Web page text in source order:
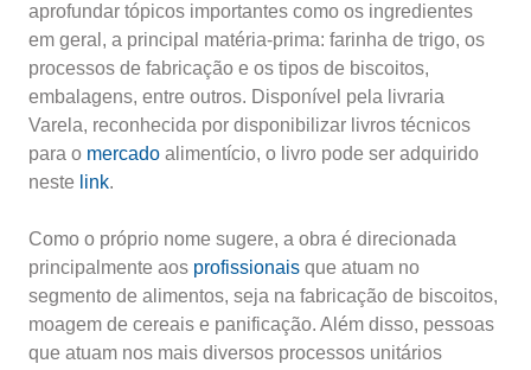
aprofundar tópicos importantes como os ingredientes
em geral, a principal matéria-prima: farinha de trigo, os
processos de fabricação e os tipos de biscoitos,
embalagens, entre outros. Disponível pela livraria
Varela, reconhecida por disponibilizar livros técnicos
para o mercado alimentício, o livro pode ser adquirido
neste link.
Como o próprio nome sugere, a obra é direcionada
principalmente aos profissionais que atuam no
segmento de alimentos, seja na fabricação de biscoitos,
moagem de cereais e panificação. Além disso, pessoas
que atuam nos mais diversos processos unitários